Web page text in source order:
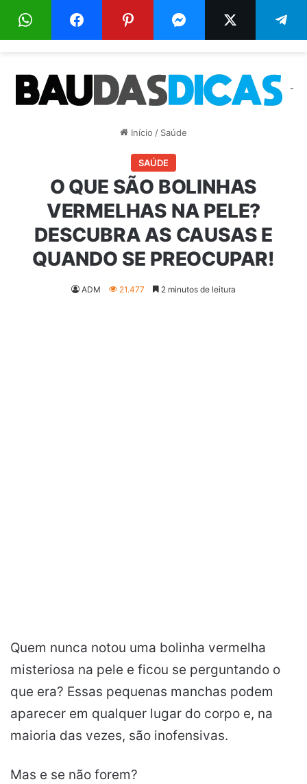
Menu
-
Início / Saúde
SAÚDE
O QUE SÃO BOLINHAS
VERMELHAS NA PELE?
DESCUBRA AS CAUSAS E
QUANDO SE PREOCUPAR!
ADM 21.477 2 minutos de leitura
Quem nunca notou uma bolinha vermelha
misteriosa na pele e ficou se perguntando o
que era? Essas pequenas manchas podem
aparecer em qualquer lugar do corpo e, na
maioria das vezes, são inofensivas.
Mas e se não forem?